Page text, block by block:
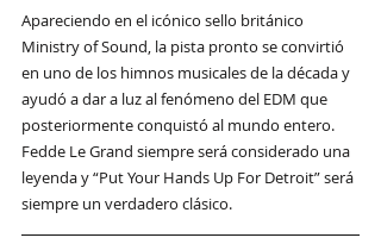
Apareciendo en el icónico sello británico
Ministry of Sound, la pista pronto se convirtió
en uno de los himnos musicales de la década y
ayudó a dar a luz al fenómeno del EDM que
posteriormente conquistó al mundo entero.
Fedde Le Grand siempre será considerado una
leyenda y “Put Your Hands Up For Detroit” será
siempre un verdadero clásico.